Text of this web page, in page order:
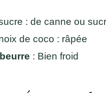
: de canne ou
de coco : râpée
: Bien froid